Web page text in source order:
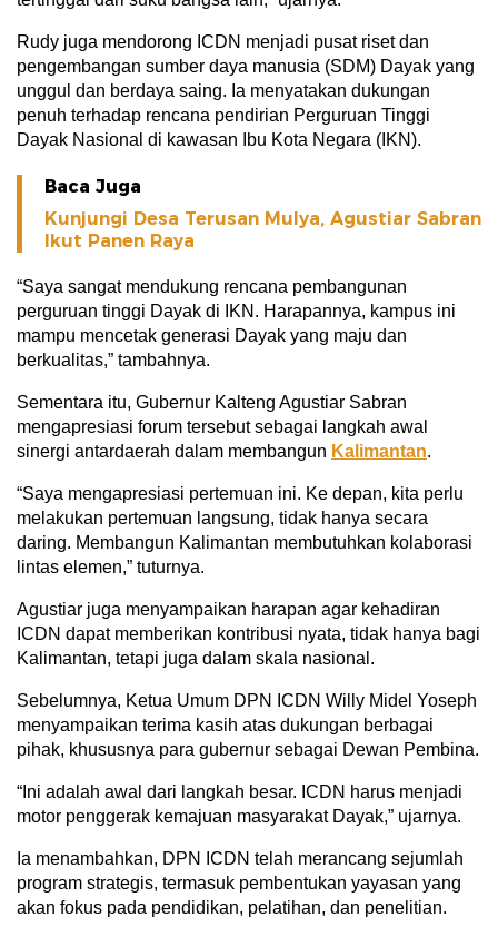
Rudy juga mendorong ICDN menjadi pusat riset dan
pengembangan sumber daya manusia (SDM) Dayak yang
unggul dan berdaya saing. Ia menyatakan dukungan
penuh terhadap rencana pendirian Perguruan Tinggi
Dayak Nasional di kawasan Ibu Kota Negara (IKN).
Baca Juga
Kunjungi Desa Terusan Mulya, Agustiar Sabran
Ikut Panen Raya
“Saya sangat mendukung rencana pembangunan
perguruan tinggi Dayak di IKN. Harapannya, kampus ini
mampu mencetak generasi Dayak yang maju dan
berkualitas,” tambahnya.
Sementara itu, Gubernur Kalteng Agustiar Sabran
mengapresiasi forum tersebut sebagai langkah awal
sinergi antardaerah dalam membangun Kalimantan.
“Saya mengapresiasi pertemuan ini. Ke depan, kita perlu
melakukan pertemuan langsung, tidak hanya secara
daring. Membangun Kalimantan membutuhkan kolaborasi
lintas elemen,” tuturnya.
Agustiar juga menyampaikan harapan agar kehadiran
ICDN dapat memberikan kontribusi nyata, tidak hanya bagi
Kalimantan, tetapi juga dalam skala nasional.
Sebelumnya, Ketua Umum DPN ICDN Willy Midel Yoseph
menyampaikan terima kasih atas dukungan berbagai
pihak, khususnya para gubernur sebagai Dewan Pembina.
“Ini adalah awal dari langkah besar. ICDN harus menjadi
motor penggerak kemajuan masyarakat Dayak,” ujarnya.
Ia menambahkan, DPN ICDN telah merancang sejumlah
program strategis, termasuk pembentukan yayasan yang
akan fokus pada pendidikan, pelatihan, dan penelitian.